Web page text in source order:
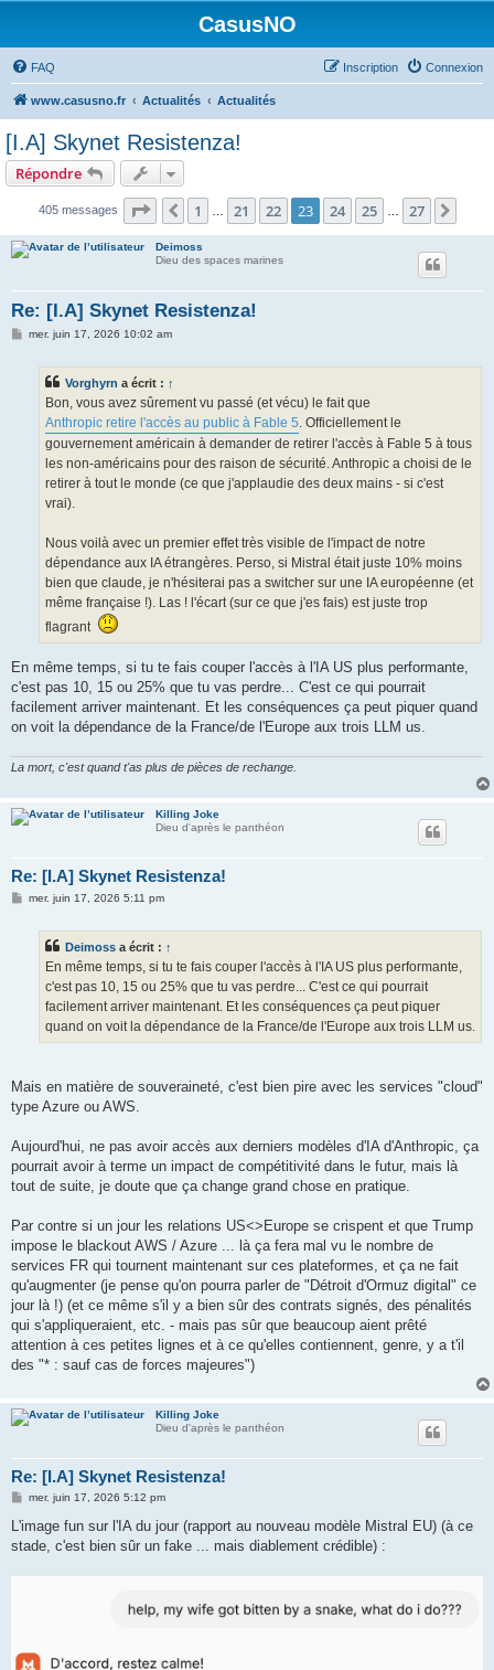
CasusNO
FAQ Connexion
Inscription
www.casusno.fr Actualités Actualités
[I.A] Skynet Resistenza!
Répondre
405 messages Page 23 sur 27
Précédent
1 21 22 23 24 25 27
Deimoss
Dieu des spaces marines
Re: [I.A] Skynet Resistenza!
Mmer. juin 17, 2026 10:02 am
Vorghyrn a écrit : ↑
Bon, vous avez sûrement vu passé (et vécu) le fait que
Anthropic retire l'accès au public à Fable 5. Officiellement le
gouvernement américain à demander de retirer l'accès à Fable 5 à tous
les non-américains pour des raison de sécurité. Anthropic a choisi de le
retirer à tout le monde (ce que j'applaudie des deux mains - si c'est
vrai).
Nous voilà avec un premier effet très visible de l'impact de notre
dépendance aux IA étrangères. Perso, si Mistral était juste 10% moins
bien que claude, je n'hésiterai pas a switcher sur une IA européenne (et
même française !). Las ! l'écart (sur ce que j'es fais) est juste trop
flagrant
En même temps, si tu te fais couper l'accès à l'IA US plus performante,
c'est pas 10, 15 ou 25% que tu vas perdre... C'est ce qui pourrait
facilement arriver maintenant. Et les conséquences ça peut piquer quand
on voit la dépendance de la France/de l'Europe aux trois LLM us.
La mort, c'est quand t'as plus de pièces de rechange.
Killing Joke
Dieu d'après le panthéon
Re: [I.A] Skynet Resistenza!
Mmer. juin 17, 2026 5:11 pm
Deimoss a écrit : ↑
En même temps, si tu te fais couper l'accès à l'IA US plus performante,
c'est pas 10, 15 ou 25% que tu vas perdre... C'est ce qui pourrait
facilement arriver maintenant. Et les conséquences ça peut piquer
quand on voit la dépendance de la France/de l'Europe aux trois LLM us.
Mais en matière de souveraineté, c'est bien pire avec les services "cloud"
type Azure ou AWS.
Aujourd'hui, ne pas avoir accès aux derniers modèles d'IA d'Anthropic, ça
pourrait avoir à terme un impact de compétitivité dans le futur, mais là
tout de suite, je doute que ça change grand chose en pratique.
Par contre si un jour les relations US<>Europe se crispent et que Trump
impose le blackout AWS / Azure ... là ça fera mal vu le nombre de
services FR qui tournent maintenant sur ces plateformes, et ça ne fait
qu'augmenter (je pense qu'on pourra parler de "Détroit d'Ormuz digital" ce
jour là !) (et ce même s'il y a bien sûr des contrats signés, des pénalités
qui s'appliqueraient, etc. - mais pas sûr que beaucoup aient prêté
attention à ces petites lignes et à ce qu'elles contiennent, genre, y a t'il
des "* : sauf cas de forces majeures")
Killing Joke
Dieu d'après le panthéon
Re: [I.A] Skynet Resistenza!
M
s
a
e
mer. juin 17, 2026 5:12 pm
L'image fun sur l'IA du jour (rapport au nouveau modèle Mistral EU) (à ce
stade, c'est bien sûr un fake ... mais diablement crédible) :